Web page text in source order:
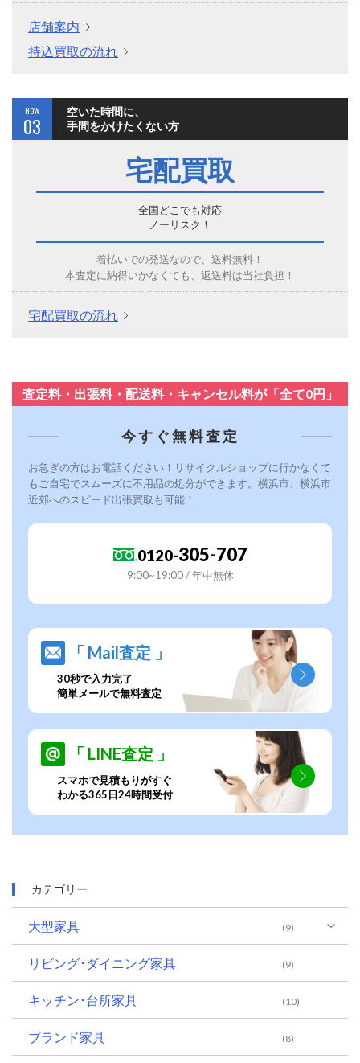
店舗案内
持込買取の流れ
HOW
03
空いた時間に、
手間をかけたくない方
宅配買取
全国どこでも対応
ノーリスク！
着払いでの発送なので、送料無料！
本査定に納得いかなくても、返送料は当社負担！
宅配買取の流れ
査定料・出張料・配送料・キャンセル料が「全て0円」
今すぐ無料査定
お急ぎの方はお電話ください！リサイクルショップに行かなくて
もご自宅でスムーズに不用品の処分ができます。横浜市、横浜市
近郊へのスピード出張買取も可能！
0120-305-707
9:00~19:00 / 年中無休
「 Mail査定 」
30秒で入力完了
簡単メールで無料査定
「 LINE査定 」
スマホで見積もりがすぐ
わかる365日24時間受付
カテゴリー
大型家具 (9)
リビング･ダイニング家具 (9)
キッチン･台所家具 (10)
ブランド家具 (8)